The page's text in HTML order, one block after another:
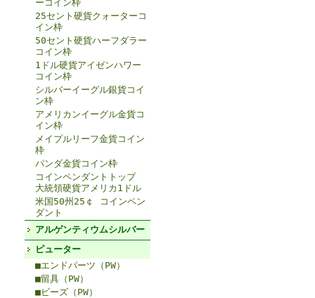
ーコイン枠
25セント硬貨クォーターコ
イン枠
50セント硬貨ハーフダラー
コイン枠
1ドル硬貨アイゼンハワー
コイン枠
シルバーイーグル銀貨コイ
ン枠
アメリカンイーグル金貨コ
イン枠
メイプルリーフ金貨コイン
枠
パンダ金貨コイン枠
コインペンダントトップ
大統領硬貨アメリカ1ドル
米国50州25￠ コインペン
ダント
アルゲンティウムシルバー
ピューター
■エンドパーツ（PW）
■留具（PW）
■ビーズ（PW）